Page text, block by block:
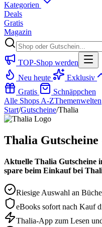
Kategorien
Deals
Gratis
Magazin
TOP-Shop werden
Neu heute
Exklusiv
Gratis
Schnäppchen
Alle Shops A-ZThemenwelten
Start/Gutscheine/Thalia
Thalia
Aktuelle Thalia Gutscheine
spare beim Einkauf bei
Riesige Auswahl an
eBooks sofort nach Kauf
Thalia-App zum Lesen